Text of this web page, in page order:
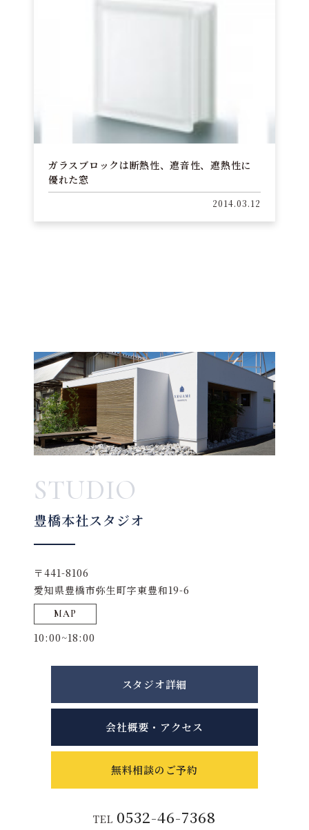
ガラスブロックは断熱性、遮音性、遮熱性に
優れた窓
2014.03.12
STUDIO
豊橋本社スタジオ
〒441-8106
愛知県豊橋市弥生町字東豊和19-6
MAP
10:00~18:00
スタジオ詳細
会社概要・アクセス
無料相談のご予約
TEL 0532-46-7368